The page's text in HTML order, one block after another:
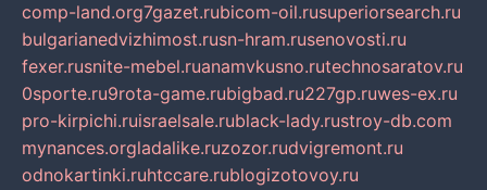
comp-land.org7gazet.rubicom-oil.rusuperiorsearch.ru
bulgarianedvizhimost.rusn-hram.rusenovosti.ru
fexer.rusnite-mebel.ruanamvkusno.rutechnosaratov.ru
0sporte.ru9rota-game.rubigbad.ru227gp.ruwes-ex.ru
pro-kirpichi.ruisraelsale.rublack-lady.rustroy-db.com
mynances.orgladalike.ruzozor.rudvigremont.ru
odnokartinki.ruhtccare.rublogizotovoy.ru